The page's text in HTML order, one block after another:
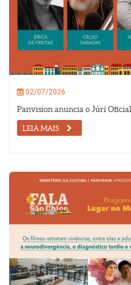
02/07/2026
Panvision anuncia o Júri Oficial
LEIA MAIS